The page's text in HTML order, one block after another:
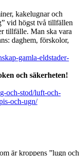
kakelugnar och
vid högst två tillfällen
tillfälle. Man ska vara
daghem, förskolor,
gamla-eldstader-
och säkerheten!
och-stod/luft-och-
och-ugn/
är kroppens ”lugn och